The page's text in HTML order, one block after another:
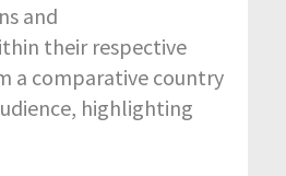
and
their respective
a comparative country
highlighting